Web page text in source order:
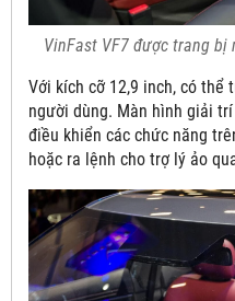
VinFast VF7 được trang bị
Với kích cỡ 12,9 inch, có thể
người dùng. Màn hình giải
điều khiển các chức năng
hoặc ra lệnh cho trợ lý ảo